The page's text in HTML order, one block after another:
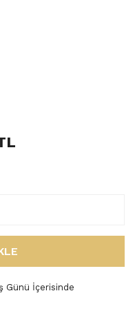
Günü İçerisinde